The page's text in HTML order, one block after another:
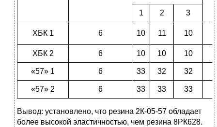
1 2 3
ХБК 1 6 10 11 10
ХБК 2 6 10 10 10
«57» 1 6 33 32 32
«57» 2 6 33 33 33
Вывод: установлено, что резина 2К-05-57 обладает
более высокой эластичностью, чем резина 8РК628.